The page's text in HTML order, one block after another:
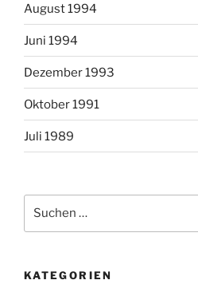
August 1994
Juni 1994
Dezember 1993
Oktober 1991
Juli 1989
nach:
KATEGORIEN